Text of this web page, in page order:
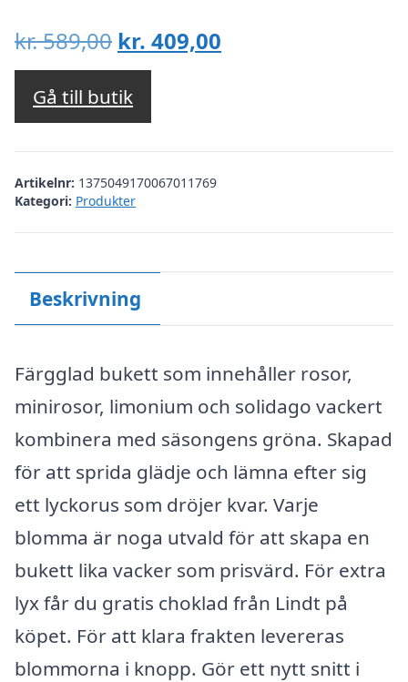
kr.589,00 Det
ursprungliga
priset
var:
kr. 589,00.
kr. 409,00
kr. 409,00.
Gå till butik
Artikelnr: 1375049170067011769
Kategori: Produkter
Beskrivning
Färgglad bukett som innehåller rosor,
minirosor, limonium och solidago vackert
kombinera med säsongens gröna. Skapad
för att sprida glädje och lämna efter sig
ett lyckorus som dröjer kvar. Varje
blomma är noga utvald för att skapa en
bukett lika vacker som prisvärd. För extra
lyx får du gratis choklad från Lindt på
köpet. För att klara frakten levereras
blommorna i knopp. Gör ett nytt snitt i